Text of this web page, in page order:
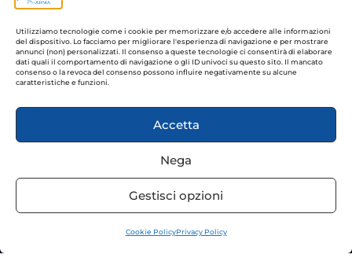
Utilizziamo tecnologie come i cookie per memorizzare e/o accedere alle informazioni
del dispositivo. Lo facciamo per migliorare l'esperienza di navigazione e per mostrare
annunci (non) personalizzati. Il consenso a queste tecnologie ci consentirà di elaborare
dati quali il comportamento di navigazione o gli ID univoci su questo sito. Il mancato
consenso o la revoca del consenso possono influire negativamente su alcune
caratteristiche e funzioni.
Accetta
Nega
Gestisci opzioni
Cookie PolicyPrivacy Policy
FAQ – Domande Frequenti
Recesso / Reso Prodotti
Cookie Policy (UE)
Termini e condizioni d’uso
Lavora con noi